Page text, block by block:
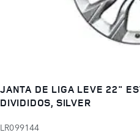
JANTA DE LIGA LEVE 22"
DIVIDIDOS, SILVER
LR099144